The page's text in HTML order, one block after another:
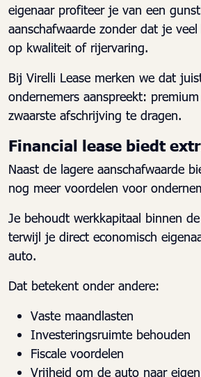
eigenaar profiteer je van een
aanschafwaarde zonder dat je
op kwaliteit of rijervaring.
Bij Virelli Lease merken we dat
ondernemers aanspreekt:
zwaarste afschrijving te dragen.
Financial lease biedt
Naast de lagere aanschafwaarde
nog meer voordelen voor
Je behoudt werkkapitaal binnen
terwijl je direct economisch
auto.
Dat betekent onder andere:
Vaste maandlasten
Investeringsruimte behouden
Fiscale voordelen
Vrijheid om de auto naar